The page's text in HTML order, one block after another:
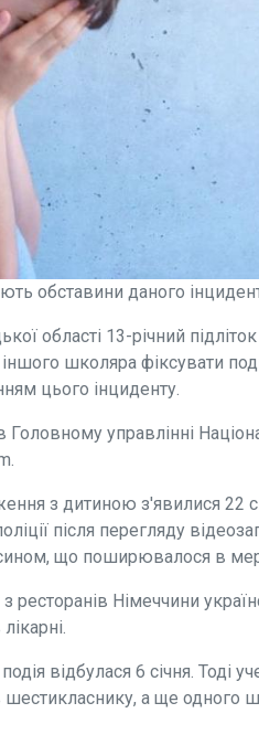
обставини даного
області 13-річний
школяра фіксувати
цього інциденту.
управлінні
з дитиною з'явилися 22
після перегляду
сином, що поширювалося в
ресторанів Німеччини
відбулася 6 січня. Тоді
а ще одного